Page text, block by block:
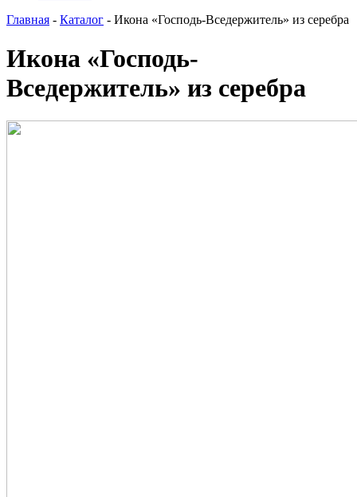
Главная - Каталог - Икона «Господь-Вседержитель» из серебра
Икона «Господь-
Вседержитель» из серебра